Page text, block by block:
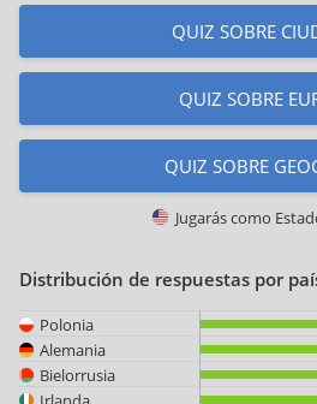
QUIZ SOBRE
QUIZ SOBRE
QUIZ SOBRE
Jugarás como
Distribución de respuestas por
Polonia
Alemania
Bielorrusia